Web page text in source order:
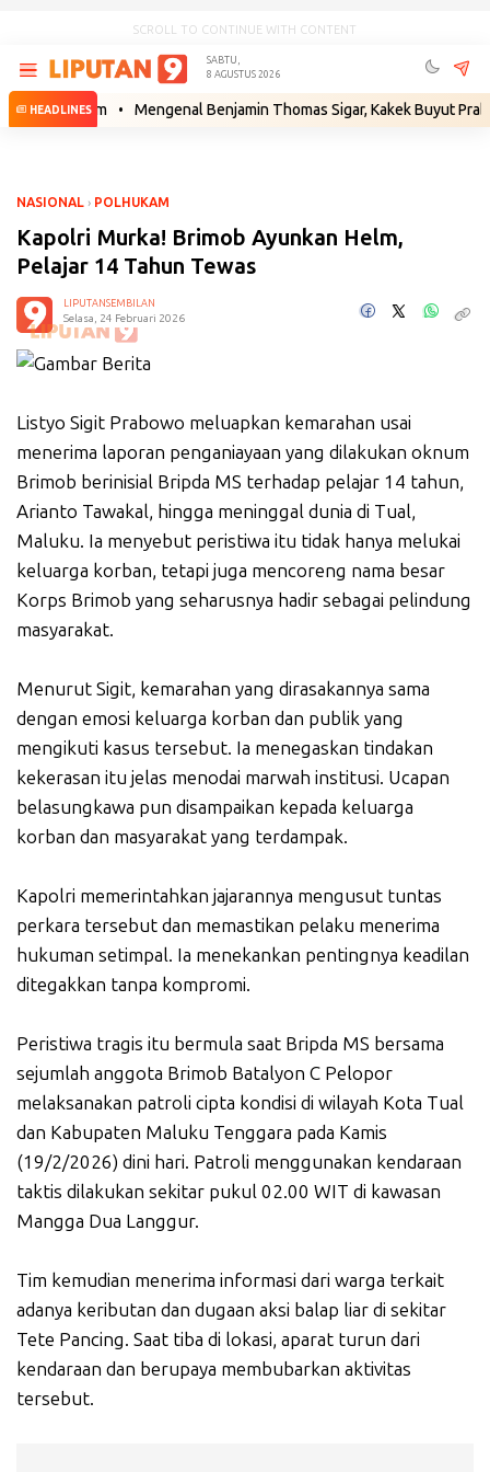
SCROLL TO CONTINUE WITH CONTENT
SABTU,
8 AGUSTUS 2026
HEADLINES
• Mengenal Benjamin Thomas Sigar, Kakek Buyut Prabowo
NASIONAL › POLHUKAM
Kapolri Murka! Brimob Ayunkan Helm,
Pelajar 14 Tahun Tewas
LIPUTANSEMBILAN
Selasa, 24 Februari 2026
Listyo Sigit Prabowo meluapkan kemarahan usai
menerima laporan penganiayaan yang dilakukan oknum
Brimob berinisial Bripda MS terhadap pelajar 14 tahun,
Arianto Tawakal, hingga meninggal dunia di Tual,
Maluku. Ia menyebut peristiwa itu tidak hanya melukai
keluarga korban, tetapi juga mencoreng nama besar
Korps Brimob yang seharusnya hadir sebagai pelindung
masyarakat.
Menurut Sigit, kemarahan yang dirasakannya sama
dengan emosi keluarga korban dan publik yang
mengikuti kasus tersebut. Ia menegaskan tindakan
kekerasan itu jelas menodai marwah institusi. Ucapan
belasungkawa pun disampaikan kepada keluarga
korban dan masyarakat yang terdampak.
Kapolri memerintahkan jajarannya mengusut tuntas
perkara tersebut dan memastikan pelaku menerima
hukuman setimpal. Ia menekankan pentingnya keadilan
ditegakkan tanpa kompromi.
Peristiwa tragis itu bermula saat Bripda MS bersama
sejumlah anggota Brimob Batalyon C Pelopor
melaksanakan patroli cipta kondisi di wilayah Kota Tual
dan Kabupaten Maluku Tenggara pada Kamis
(19/2/2026) dini hari. Patroli menggunakan kendaraan
taktis dilakukan sekitar pukul 02.00 WIT di kawasan
Mangga Dua Langgur.
Tim kemudian menerima informasi dari warga terkait
adanya keributan dan dugaan aksi balap liar di sekitar
Tete Pancing. Saat tiba di lokasi, aparat turun dari
kendaraan dan berupaya membubarkan aktivitas
tersebut.